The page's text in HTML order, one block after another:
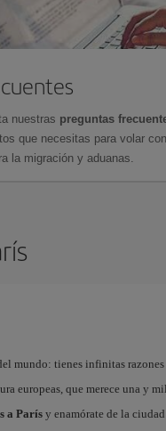
nuestras preguntas
que necesitas para volar
la migración y aduanas.
mundo: tienes infinitas razones
europeas, que merece una y
a Parísy enamórate de la